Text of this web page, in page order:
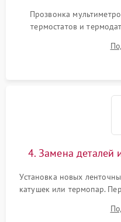
Прозвонка
термостатов и
модуля, реле, диодных
индукции). Проверка
4. Замена
Установка новых
катушек или термопар.
дорожек. Очистка